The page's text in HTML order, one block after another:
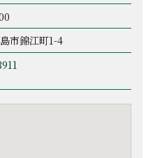
市錦江町1-4